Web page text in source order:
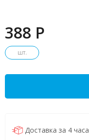
388 P
шт.
Доставка за 4 часа